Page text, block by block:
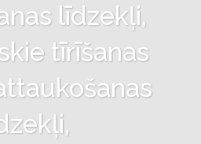
līdzekļi,
tīrīšanas